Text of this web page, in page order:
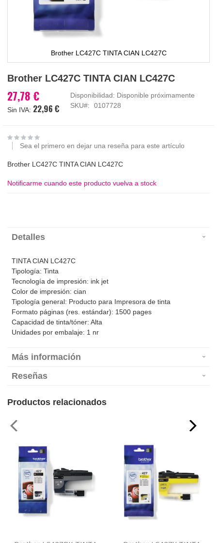
Brother LC427C TINTA CIAN LC427C
al
de
la
imágenes
Brother LC427C TINTA CIAN LC427C
27,78 €
22,96 €
Disponibilidad: Disponible próximamente
SKU
0107728
Sea el primero en dejar una reseña para este artículo
Brother LC427C TINTA CIAN LC427C
Notificarme cuando este producto vuelva a stock
Detalles
TINTA CIAN LC427C
Tipología: Tinta
Tecnología de impresión: ink jet
Color de impresión: cian
Tipología general: Producto para Impresora de tinta
Formato páginas (res. estándar): 1500 pages
Capacidad de tinta/tóner: Alta
Unidades por embalaje: 1 nr
Más información
Reseñas
Productos relacionados